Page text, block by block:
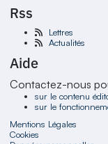
Rss
Lettres
Actualités
Aide
Contactez-nous
sur le contenu
sur le
Mentions Légales
Cookies